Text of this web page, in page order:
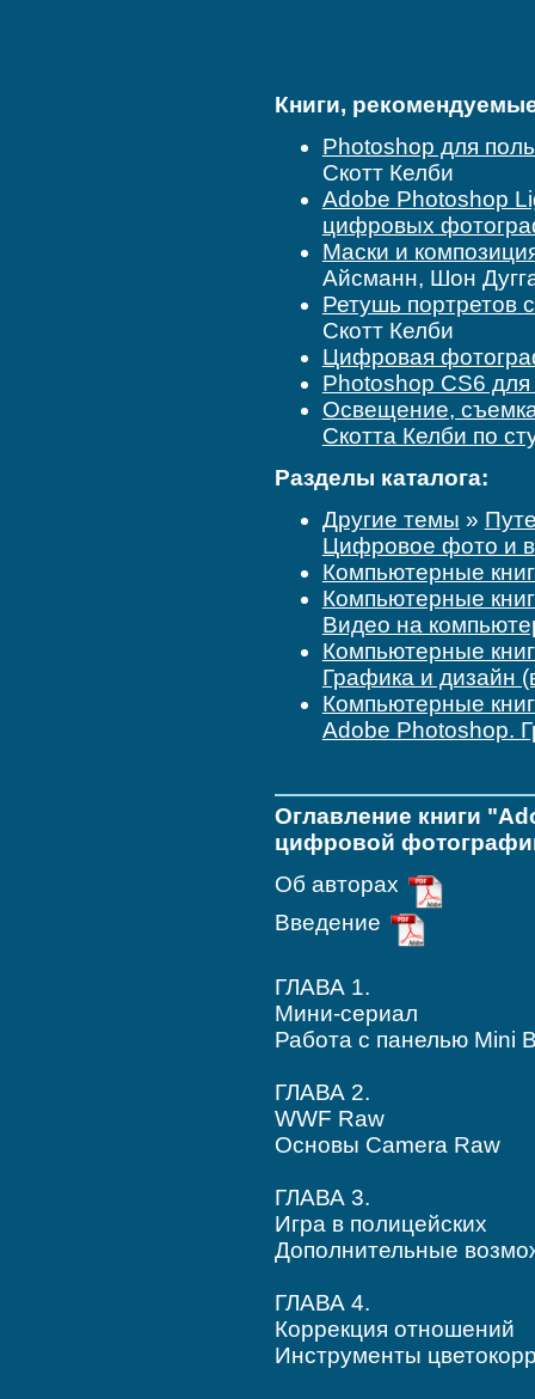
Книги,
Photoshop для
Скотт Келби
Adobe Photoshop
цифровых
Маски и
Айсманн, Шон
Ретушь
Скотт Келби
Цифровая
Photoshop CS6 для
Освещение,
Скотта Келби по
Разделы каталога:
Другие темы »
Цифровое фото и
Компьютерные
Компьютерные
Видео на
Компьютерные
Графика и дизайн
Компьютерные
Adobe Photoshop.
Оглавление книги
цифровой
Об авторах
Введение
ГЛАВА 1.
Мини-сериал
Работа с панелью Mini
ГЛАВА 2.
WWF Raw
Основы Camera Raw
ГЛАВА 3.
Игра в полицейских
Дополнительные
ГЛАВА 4.
Коррекция отношений
Инструменты